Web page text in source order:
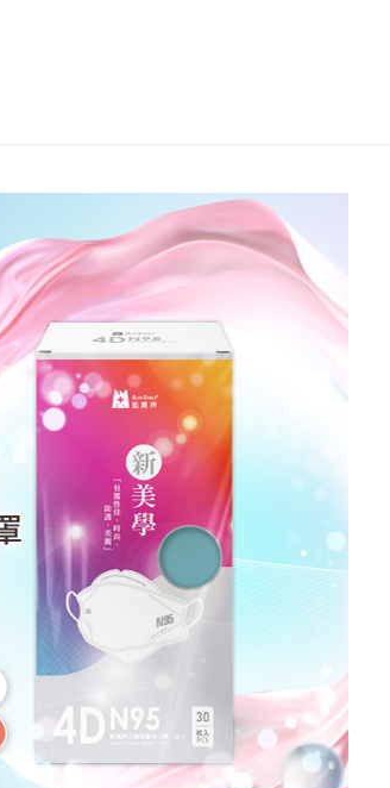
１．透過由恩沛科技股份有限公司提供之「AFTEE先享後付
交易，需依本服務之必要範圍內提供個人資料，並將交易相
求債權轉讓予恩沛科技股份有限公司。
２．關於個人資料處理事宜，請瀏覽以下網址：
https://aftee.tw/terms/#terms3
３．未成年的使用者請事先徵得法定代理人或監護人之同意
「AFTEE先享後付」，若未經同意申辦者引起之損失，本公
任。
４．使用「AFTEE先享後付」時，將依據個別帳號之用戶狀
即時審查核予不同之上限額度；若仍有額度不足之情形，本
結果請求用戶進行身份認證。
５．嚴禁一人註冊多個帳號或使用他人資訊註冊。若發現惡
形，恩沛科技股份有限公司將有權停止該用戶之使用額度並
一般地區宅配<如偏遠地區會員請勿選擇一般宅配，
項內「偏遠地區宅配」>
每筆NT$90，滿NT$2,000(含以上)免運費
🚚偏遠地區宅配<請務必選擇此配送方式，偏遠地區
→會員需知→偏遠地區配送事項』
每筆NT$120
🚢離島配送